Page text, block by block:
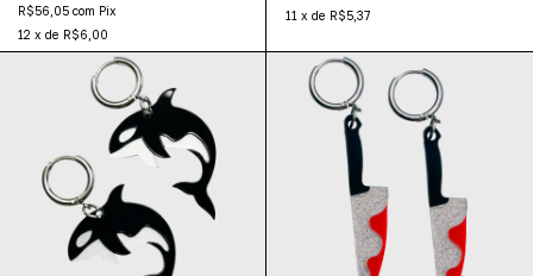
R$56,05 com Pix
12 x de R$6,00
11 x de R$5,37